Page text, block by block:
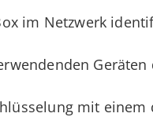
im Netzwerk
Geräten
mit